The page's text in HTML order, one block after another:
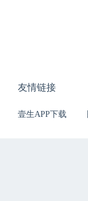
友情链接
壹生APP下载